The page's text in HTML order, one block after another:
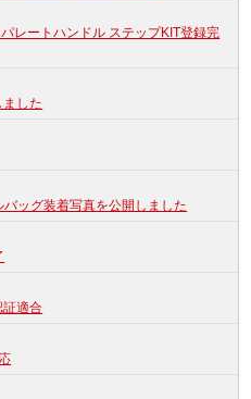
レートハンドル ステップKIT登録完
した
ッグ装着写真を公開しました
証適合